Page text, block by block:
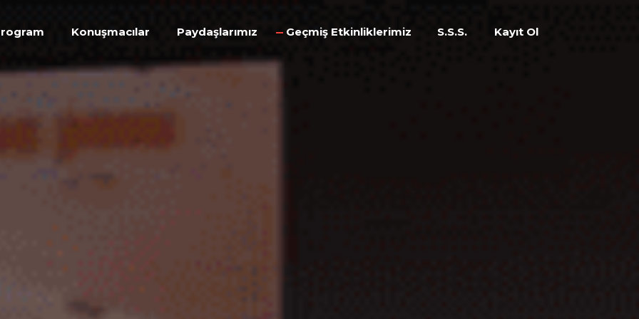
Konuşmacılar Paydaşlarımız Geçmiş Etkinliklerimiz S.S.S. Kayıt Ol